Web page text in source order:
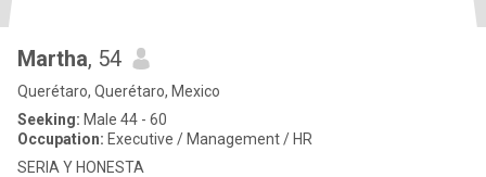
Martha, 54
Querétaro, Querétaro, Mexico
Seeking: Male 44 - 60
Occupation: Executive / Management / HR
SERIA Y HONESTA